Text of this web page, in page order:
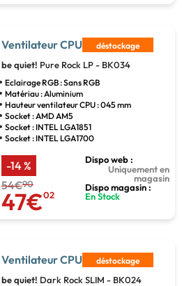
Ventilateur CPU déstockage
be quiet! Pure Rock LP - BK034
Eclairage RGB : Sans RGB
Matériau : Aluminium
Hauteur ventilateur CPU : 045 mm
Socket : AMD AM5
Socket : INTEL LGA1851
Socket : INTEL LGA1700
-14 %
54€90
47€02
Dispo web :
Uniquement en
magasin
Dispo magasin :
En Stock
Ventilateur CPU déstockage
be quiet! Dark Rock SLIM - BK024